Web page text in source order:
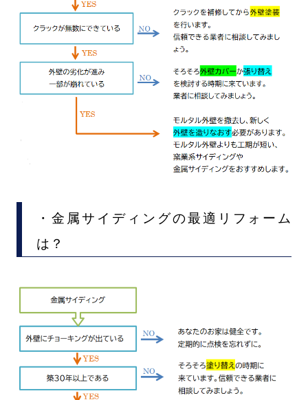
・金属サイディングの最適リフォーム
は？